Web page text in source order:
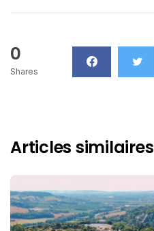
0
Shares
Articles similaires